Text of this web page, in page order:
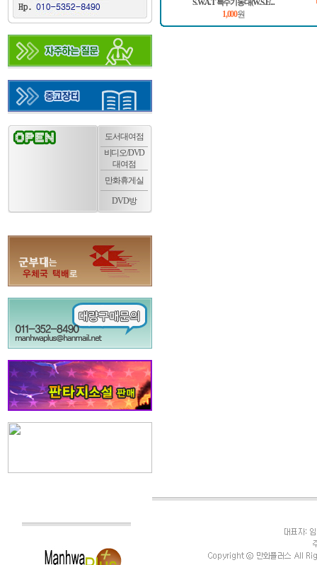
도서대여점
비디오/DVD
대여점
만화휴게실
DVD방
S.W.A.T 특수기동대(W.S.E/...
1,000원